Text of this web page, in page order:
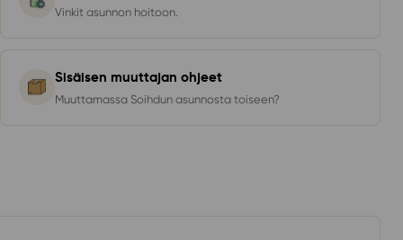
Vinkit asunnon hoitoon.
Sisäisen muuttajan ohjeet
Muuttamassa Soihdun asunnosta toiseen?